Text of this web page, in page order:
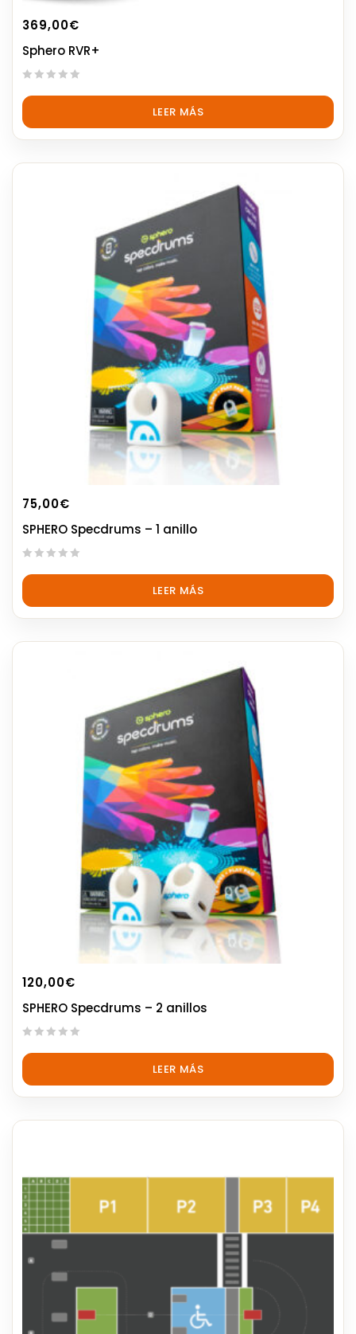
369,00€
Sphero RVR+
out
5
LEER MÁS
75,00€
SPHERO Specdrums – 1 anillo
out
5
LEER MÁS
120,00€
SPHERO Specdrums – 2 anillos
out
5
LEER MÁS